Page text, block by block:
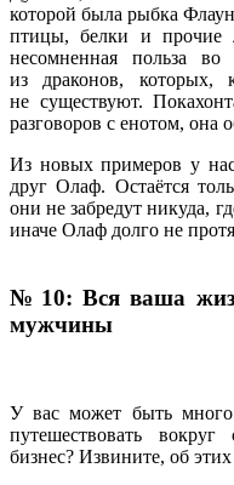
которой была рыбка
птицы, белки и прочие
несомненная польза
из драконов, которых,
не существуют.
разговоров с енотом, она
Из новых примеров у
друг Олаф. Остаётся
они не забредут никуда,
иначе Олаф долго не
№ 10: Вся ваша
мужчины
У вас может быть много
путешествовать
бизнес? Извините, об